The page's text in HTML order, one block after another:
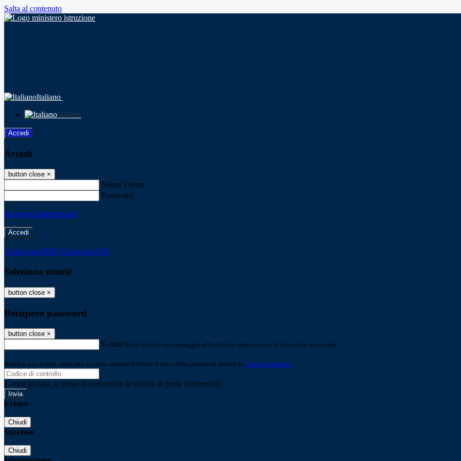
Salta al contenuto
Italiano
Italiano
Accedi
Accedi
button close ×
Nome Utente
Password
Password dimenticata?
-
Entra con SPID Entra con CIE
Seleziona utente
button close ×
Recupero password
button close ×
E-mail Verrà inviato un messaggio all'indirizzo indicato con le istruzioni necessarie.
Non hai una e-mail associata al nome utente? Effettua il reset della password tramite la Login Spaggiari
E-mail inviata, si prega di controllare la casella di posta elettronica!
Errore
Chiudi
Successo
Chiudi